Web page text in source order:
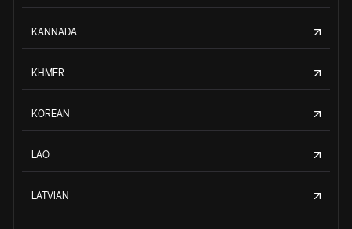
KANNADA
KHMER
KOREAN
LAO
LATVIAN